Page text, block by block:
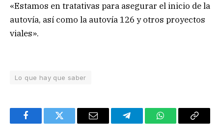
«Estamos en tratativas para asegurar el inicio de la
autovía, así como la autovía 126 y otros proyectos
viales».
Lo que hay que saber
FacebookTwitter Email TelegramWhatsAppCopy